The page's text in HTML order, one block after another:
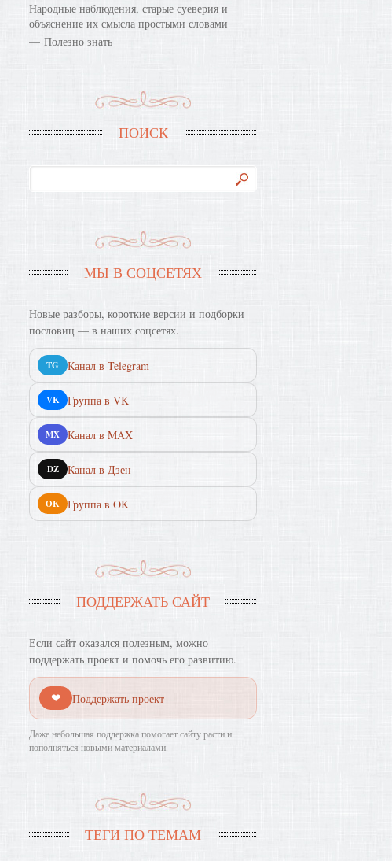
Народные наблюдения, старые суеверия и
объяснение их смысла простыми словами
Полезно знать
ПОИСК
МЫ В СОЦСЕТЯХ
Новые разборы, короткие версии и подборки
пословиц — в наших соцсетях.
TG Канал в Telegram
VK Группа в VK
MX Канал в MAX
DZ Канал в Дзен
OK Группа в OK
ПОДДЕРЖАТЬ САЙТ
Если сайт оказался полезным, можно
поддержать проект и помочь его развитию.
❤ Поддержать проект
Даже небольшая поддержка помогает сайту расти и
пополняться новыми материалами.
ТЕГИ ПО ТЕМАМ